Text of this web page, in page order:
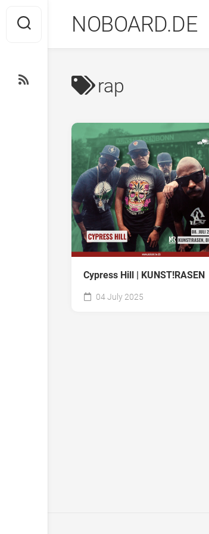
content
NOBOARD.DE
rap
Cypress Hill | KUNST!RASEN
04 July 2025